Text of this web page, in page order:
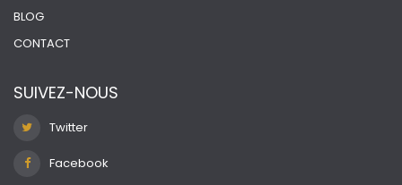
BLOG
CONTACT
SUIVEZ-NOUS
Twitter
Facebook